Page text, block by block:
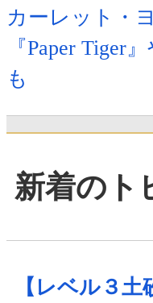
カーレット・
『Paper Tiger
も
新着のト
【レベル３